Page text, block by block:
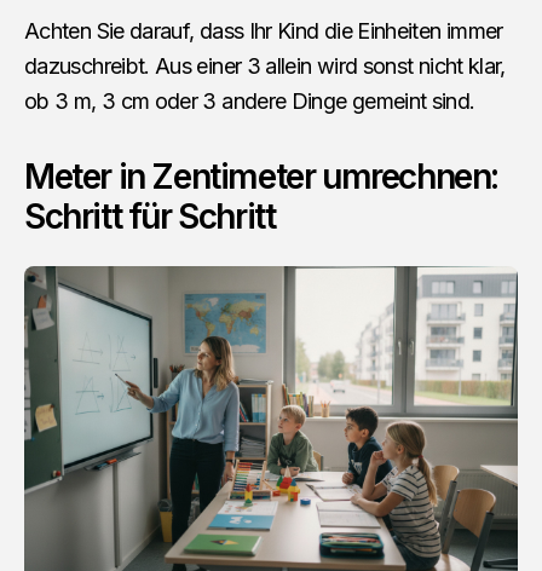
Achten Sie darauf, dass Ihr Kind die Einheiten immer
dazuschreibt. Aus einer 3 allein wird sonst nicht klar,
ob 3 m, 3 cm oder 3 andere Dinge gemeint sind.
Meter in Zentimeter umrechnen:
Schritt für Schritt